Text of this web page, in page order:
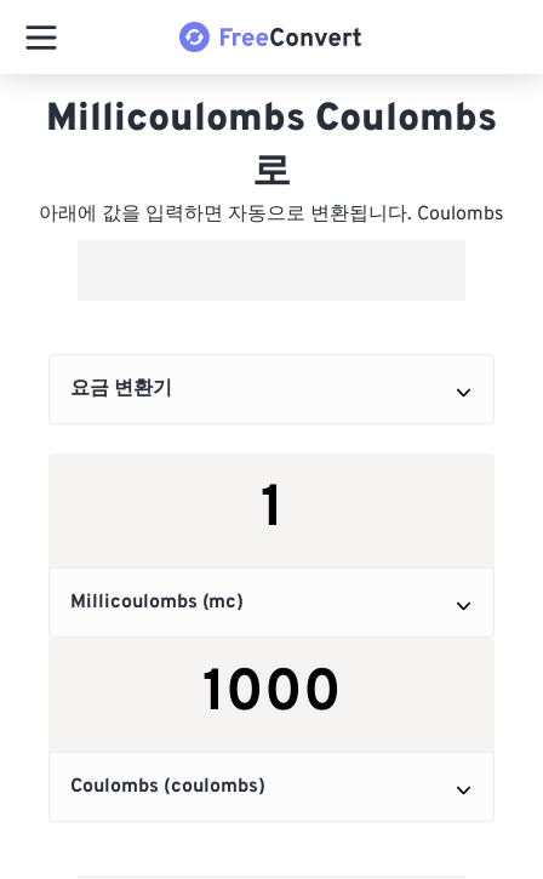
Millicoulombs Coulombs
로
아래에 값을 입력하면 자동으로 변환됩니다. Coulombs